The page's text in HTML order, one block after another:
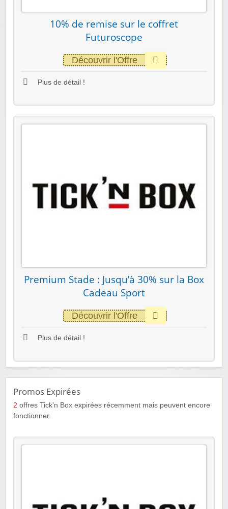
10% de remise sur le coffret
Futuroscope
Découvrir l'Offre
Plus de détail !
Premium Stade : Jusqu’à 30% sur la Box
Cadeau Sport
Découvrir l'Offre
Plus de détail !
Promos Expirées
2 offres Tick'n Box expirées récemment mais peuvent encore
fonctionner.